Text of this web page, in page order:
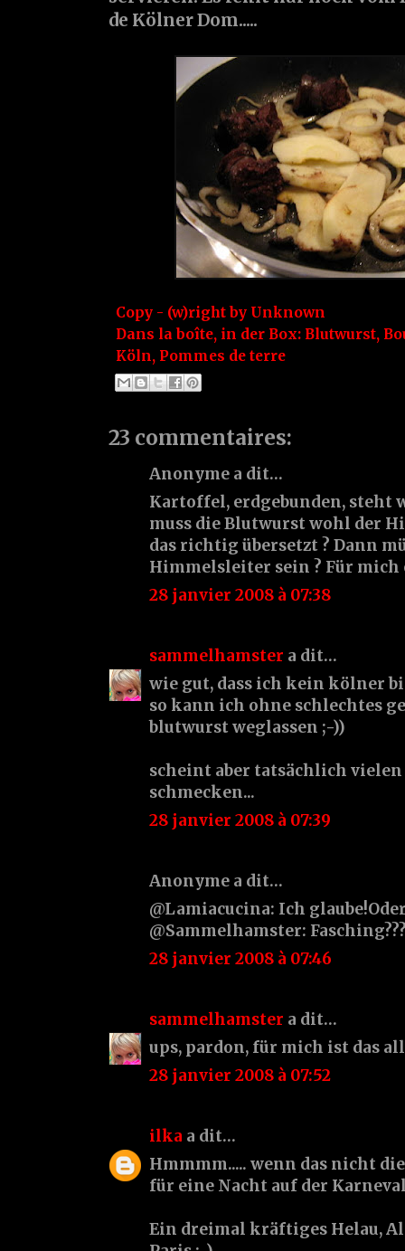
de Kölner Dom.....
Copy - (w)right by Unknown
Dans la boîte, in der Box: Blutwurst,
Köln, Pommes de terre
23 commentaires:
Anonyme a dit…
Kartoffel, erdgebunden, steht
muss die Blutwurst wohl der
das richtig übersetzt ? Dann
Himmelsleiter sein ? Für
28 janvier 2008 à 07:38
sammelhamster a dit…
wie gut, dass ich kein kölner
so kann ich ohne schlechtes
blutwurst weglassen ;-))
scheint aber tatsächlich vielen
schmecken...
28 janvier 2008 à 07:39
Anonyme a dit…
@Lamiacucina: Ich
@Sammelhamster:
28 janvier 2008 à 07:46
sammelhamster a dit…
ups, pardon, für mich ist das
28 janvier 2008 à 07:52
ilka a dit…
Hmmmm..... wenn das nicht
für eine Nacht auf der
Ein dreimal kräftiges Helau,